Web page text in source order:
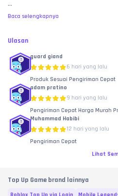
...
Baca selengkapnya
Ulasan
guard giand
6 hari yang lalu
Produk Sesuai Pengiriman Cepat
adam pratino
9 hari yang lalu
Pengiriman Cepat Harga Murah
Muhammad Habibi
12 hari yang lalu
Pengiriman Cepat
Lihat
Top Up Game brand lainnya